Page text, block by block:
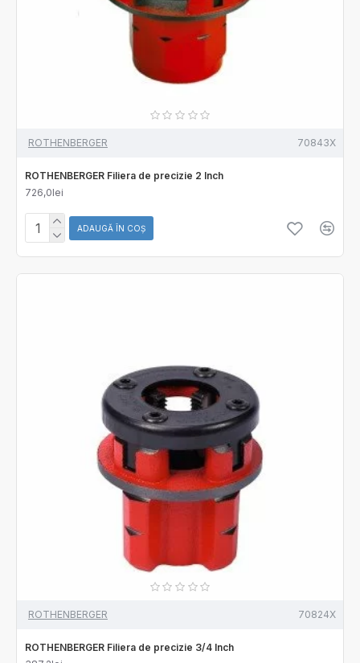
ROTHENBERGER 70843X
ROTHENBERGER Filiera de precizie 2 Inch
726,0lei
ADAUGĂ ÎN COŞ
ROTHENBERGER 70824X
ROTHENBERGER Filiera de precizie 3/4 Inch